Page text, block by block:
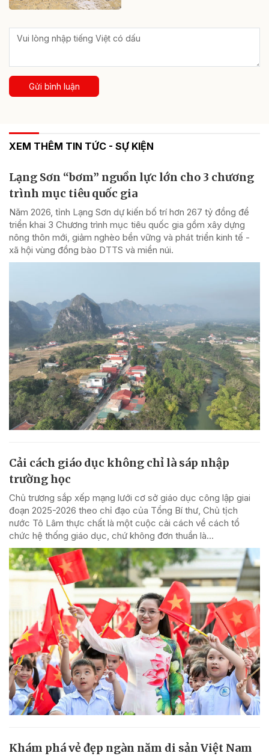
Gửi bình luận
XEM THÊM TIN TỨC - SỰ KIỆN
Lạng Sơn “bơm” nguồn lực lớn cho 3 chương
trình mục tiêu quốc gia
Năm 2026, tỉnh Lạng Sơn dự kiến bố trí hơn 267 tỷ đồng để
triển khai 3 Chương trình mục tiêu quốc gia gồm xây dựng
nông thôn mới, giảm nghèo bền vững và phát triển kinh tế -
xã hội vùng đồng bào DTTS và miền núi.
Cải cách giáo dục không chỉ là sáp nhập
trường học
Chủ trương sắp xếp mạng lưới cơ sở giáo dục công lập giai
đoạn 2025-2026 theo chỉ đạo của Tổng Bí thư, Chủ tịch
nước Tô Lâm thực chất là một cuộc cải cách về cách tổ
chức hệ thống giáo dục, chứ không đơn thuần là...
Khám phá vẻ đẹp ngàn năm di sản Việt Nam